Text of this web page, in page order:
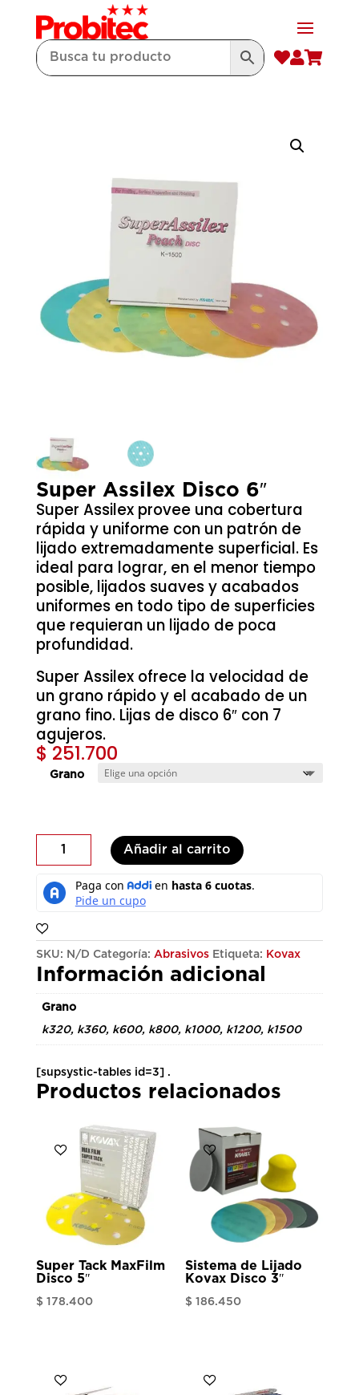

Super Assilex Disco 6″
Super Assilex provee una cobertura
rápida y uniforme con un patrón de
lijado extremadamente superficial. Es
ideal para lograr, en el menor tiempo
posible, lijados suaves y acabados
uniformes en todo tipo de superficies
que requieran un lijado de poca
profundidad.
Super Assilex ofrece la velocidad de
un grano rápido y el acabado de un
grano fino. Lijas de disco 6″ con 7
agujeros.
$ 251.700
Grano
Super
Disco
6"
Añadir al carrito
SKU: N/D Categoría: Abrasivos Etiqueta: Kovax
Información adicional
Grano
k320, k360, k600, k800, k1000, k1200, k1500
[supsystic-tables id=3] .
Productos relacionados
Super Tack MaxFilm
Disco 5″
$ 178.400
Sistema de Lijado
Kovax Disco 3″
$ 186.450